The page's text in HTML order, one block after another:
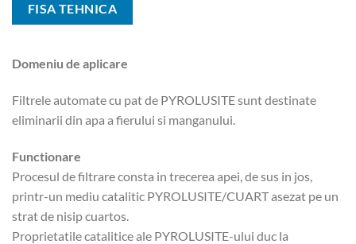
FISA TEHNICA
Domeniu de aplicare
Filtrele automate cu pat de PYROLUSITE sunt destinate
eliminarii din apa a fierului si manganului.
Functionare
Procesul de filtrare consta in trecerea apei, de sus in jos,
printr-un mediu catalitic PYROLUSITE/CUART asezat pe un
strat de nisip cuartos.
Proprietatile catalitice ale PYROLUSITE-ului duc la